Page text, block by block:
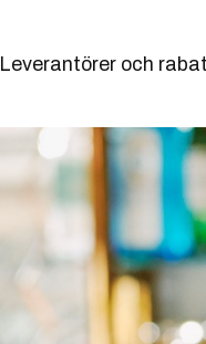
Leverantörer och